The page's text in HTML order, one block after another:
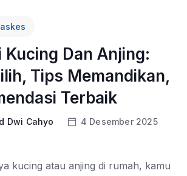
Kucing Dan Anjing:
Tips Memandikan,
Terbaik
Dwi Cahyo
4 Desember 2025
kucing atau anjing di rumah, kamu